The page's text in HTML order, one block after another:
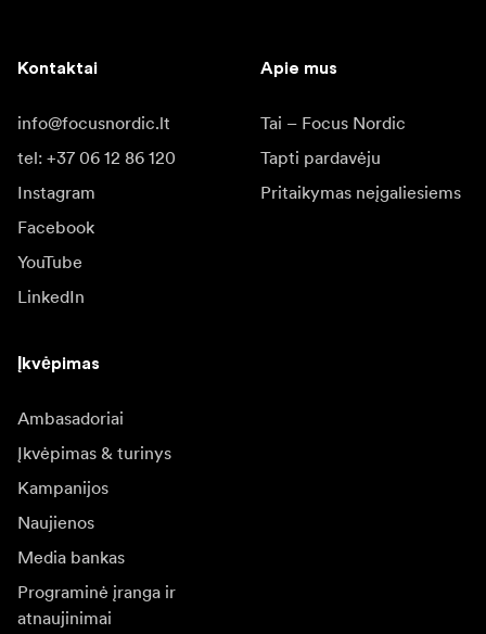
Kontaktai
info@focusnordic.lt
tel: +37 06 12 86 120
Instagram
Facebook
YouTube
LinkedIn
Apie mus
Tai – Focus Nordic
Tapti pardavėju
Pritaikymas neįgaliesiems
Įkvėpimas
Ambasadoriai
Įkvėpimas & turinys
Kampanijos
Naujienos
Media bankas
Programinė įranga ir
atnaujinimai